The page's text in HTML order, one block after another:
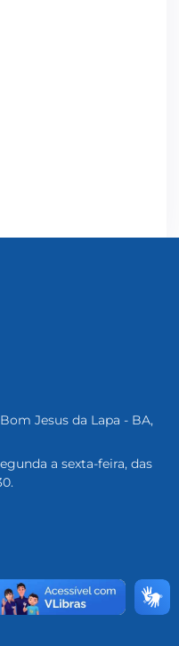
Jesus da Lapa - BA,
a sexta-feira, das